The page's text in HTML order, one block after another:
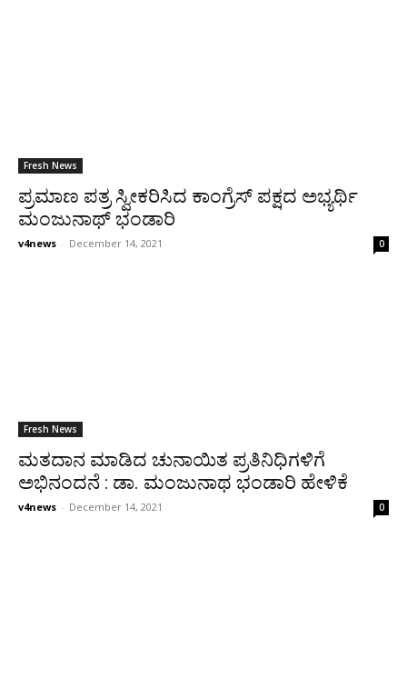
Fresh News
ಪ್ರಮಾಣ ಪತ್ರ ಸ್ವೀಕರಿಸಿದ ಕಾಂಗ್ರೆಸ್ ಪಕ್ಷದ ಅಭ್ಯರ್ಥಿ
ಮಂಜುನಾಥ್ ಭಂಡಾರಿ
v4news - December 14, 2021 0
Fresh News
ಮತದಾನ ಮಾಡಿದ ಚುನಾಯಿತ ಪ್ರತಿನಿಧಿಗಳಿಗೆ
ಅಭಿನಂದನೆ : ಡಾ. ಮಂಜುನಾಥ ಭಂಡಾರಿ ಹೇಳಿಕೆ
v4news - December 14, 2021 0